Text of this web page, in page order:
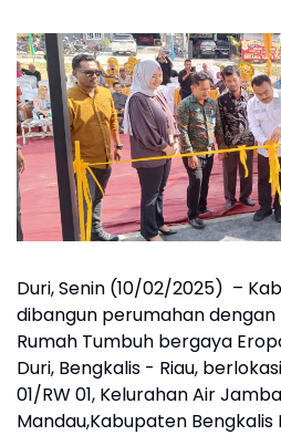
Duri, Senin (10/02/2025) –
dibangun perumahan
Rumah Tumbuh bergaya
Duri, Bengkalis - Riau,
01/RW 01, Kelurahan Air
Mandau,Kabupaten Bengkalis